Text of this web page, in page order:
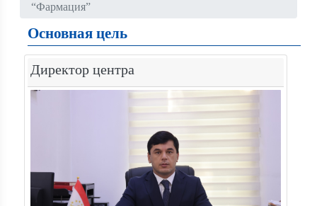
“Фармация”
Основная цель
Директор центра